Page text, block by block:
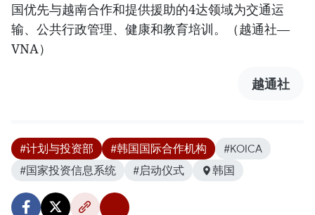
国优先与越南合作和提供援助的4达领域为交通运
输、公共行政管理、健康和教育培训。（越通社—
VNA）
越通社
#计划与投资部 #韩国国际合作机构
#KOICA
#国家投资信息系统
#启动仪式 韩国